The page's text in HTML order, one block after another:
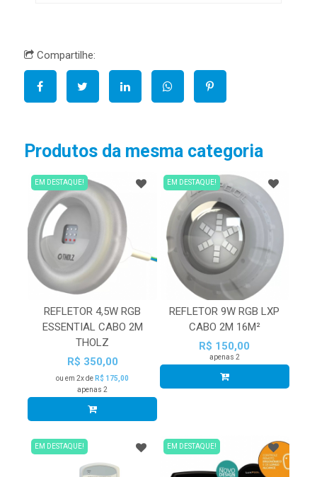
Compartilhe:
Produtos da mesma categoria
EM DESTAQUE!
REFLETOR 4,5W RGB
ESSENTIAL CABO 2M
THOLZ
R$ 350,00
ou em 2x de R$ 175,00
apenas 2
EM DESTAQUE!
REFLETOR 9W RGB LXP
CABO 2M 16M²
R$ 150,00
apenas 2
EM DESTAQUE! EM DESTAQUE!